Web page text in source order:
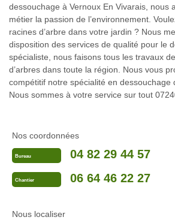
dessouchage à Vernoux En Vivarais, nous
métier la passion de l’environnement.
racines d’arbre dans votre jardin ? Nous
disposition des services de qualité pour le
spécialiste, nous faisons tous les travaux
d’arbres dans toute la région. Nous vous
compétitif notre spécialité en dessouchage
Nous sommes à votre service sur tout
Nos coordonnées
Bureau 04 82 29 44 57
Chantier 06 64 46 22 27
Nous localiser